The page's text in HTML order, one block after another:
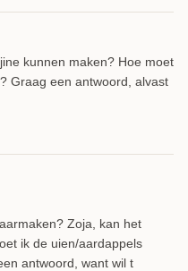
kunnen maken? Hoe moet
Graag een antwoord, alvast
Zoja, kan het
ik de uien/aardappels
antwoord, want wil t